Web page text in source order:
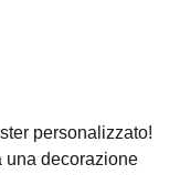
personalizzato!
una decorazione